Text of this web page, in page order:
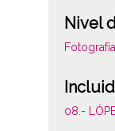
Nivel
Fotografía
08.-